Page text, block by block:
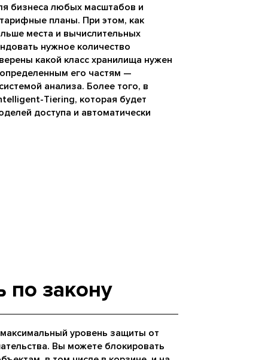
бизнеса любых масштабов и
планы. При этом, как
места и вычислительных
нужное количество
какой класс хранилища нужен
его частям —
анализа. Более того, в
Tiering, которая будет
доступа и автоматически
по закону
уровень защиты от
Вы можете блокировать